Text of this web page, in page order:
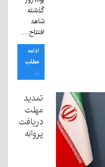
گذشته
شاهد
افتتاح…
ادامه
مطلب
...
تمدید
مهلت
دریافت
پروانه